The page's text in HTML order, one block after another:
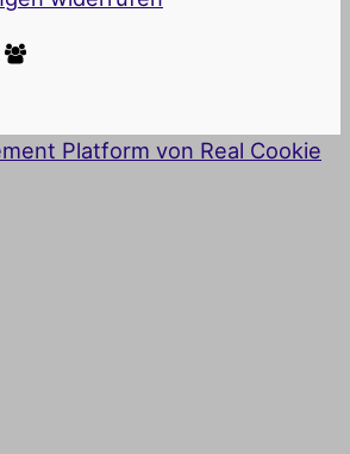
Platform von Real Cookie